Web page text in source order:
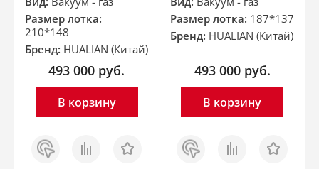
Размер лотка:
210*148
Бренд: HUALIAN (Китай)
493 000 руб.
В корзину
Заказ
в 1
клик
Сравнить Отложить
Размер лотка: 187*137
Бренд: HUALIAN (Китай)
493 000 руб.
В корзину
Заказ
в 1
клик
Сравнить Отложить